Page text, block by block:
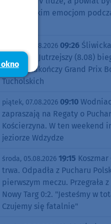
się kolarskim emocjom
piątek, 07.08.2026 09:26
dziesiąty. Jutrzejszy (8.08)
Śliwice zakończy Grand Prix
Tucholskich
piątek, 07.08.2026 09:10
zapraszają na Regaty o
Kościerzyna. W ten weekend
jeziorze Wdzydze
środa, 05.08.2026 19:15
trwa. Odpadła z Pucharu
pierwszym meczu. Przegrała
Nowy Targ 0:2. "Jesteśmy w
Czujemy się fatalnie"